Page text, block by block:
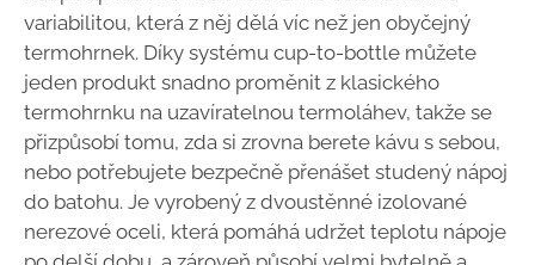
variabilitou, která z něj dělá víc než jen obyčejný
termohrnek. Díky systému cup-to-bottle můžete
jeden produkt snadno proměnit z klasického
termohrnku na uzavíratelnou termoláhev, takže se
přizpůsobí tomu, zda si zrovna berete kávu s sebou,
nebo potřebujete bezpečně přenášet studený nápoj
do batohu. Je vyrobený z dvoustěnné izolované
nerezové oceli, která pomáhá udržet teplotu nápoje